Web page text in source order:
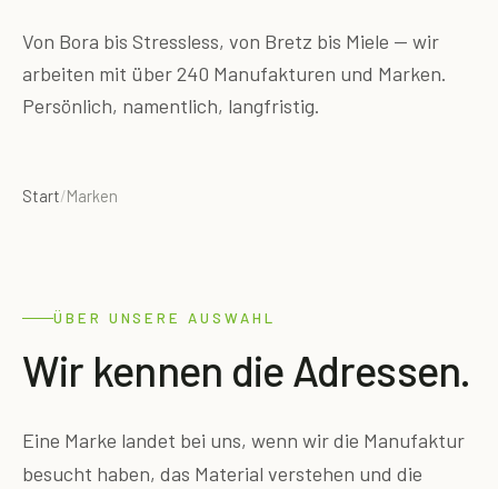
Von Bora bis Stressless, von Bretz bis Miele — wir
arbeiten mit über 240 Manufakturen und Marken.
Persönlich, namentlich, langfristig.
Start/Marken
ÜBER UNSERE AUSWAHL
Wir kennen die Adressen.
Eine Marke landet bei uns, wenn wir die Manufaktur
besucht haben, das Material verstehen und die